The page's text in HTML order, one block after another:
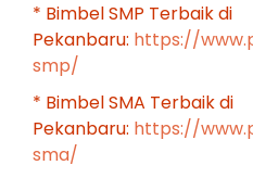
* Bimbel SMP Terbaik di
Pekanbaru: https://
smp/
* Bimbel SMA Terbaik di
Pekanbaru: https://
sma/